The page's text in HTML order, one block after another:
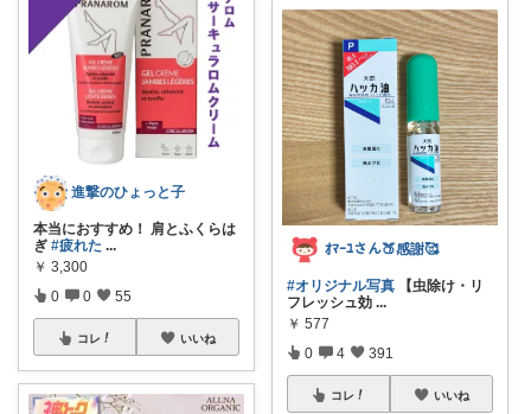
進撃のひょっと子
本当におすすめ！ 肩とふくらは
ぎ #疲れた ...
￥ 3,300
0 0 55
コレ いいね
ｵﾏｰﾕさん🍑感謝🥰
#オリジナル写真 【虫除け・リ
フレッシュ効 ...
￥ 577
0 4 391
コレ いいね